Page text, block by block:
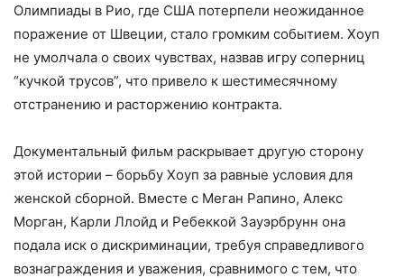
Олимпиады в Рио, где США потерпели неожиданное
поражение от Швеции, стало громким событием. Хоуп
не умолчала о своих чувствах, назвав игру соперниц
“кучкой трусов”, что привело к шестимесячному
отстранению и расторжению контракта.
Документальный фильм раскрывает другую сторону
этой истории – борьбу Хоуп за равные условия для
женской сборной. Вместе с Меган Рапино, Алекс
Морган, Карли Ллойд и Ребеккой Зауэрбрунн она
подала иск о дискриминации, требуя справедливого
вознаграждения и уважения, сравнимого с тем, что